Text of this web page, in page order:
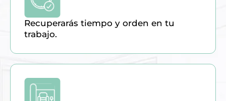
Recuperarás tiempo y orden en tu
trabajo.